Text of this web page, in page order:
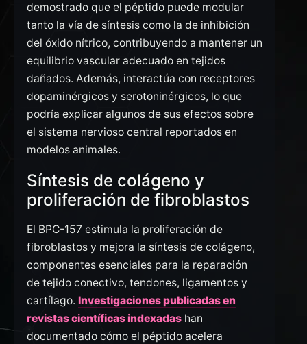
demostrado que el péptido puede modular
tanto la vía de síntesis como la de inhibición
del óxido nítrico, contribuyendo a mantener un
equilibrio vascular adecuado en tejidos
dañados. Además, interactúa con receptores
dopaminérgicos y serotoninérgicos, lo que
podría explicar algunos de sus efectos sobre
el sistema nervioso central reportados en
modelos animales.
Síntesis de colágeno y
proliferación de fibroblastos
El BPC-157 estimula la proliferación de
fibroblastos y mejora la síntesis de colágeno,
componentes esenciales para la reparación
de tejido conectivo, tendones, ligamentos y
cartílago. Investigaciones publicadas en
revistas científicas indexadas han
documentado cómo el péptido acelera